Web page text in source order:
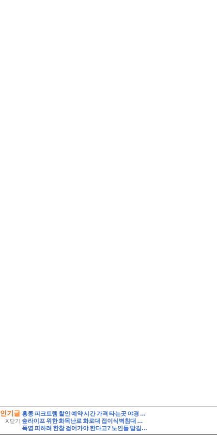
인기글
X 닫기
홍콩 피크트램 할인 예약 시간 가격 타는곳 야경 자리 꿀팁
숲라이프 위한 화목난로 화로대 접이식벽침대 캠핑감성 5평 소형 목조주택 짓기
폭염 피하려 한참 걸어가야 한다고? 노인들 발길 막는 ‘무더위쉼터’ 실태